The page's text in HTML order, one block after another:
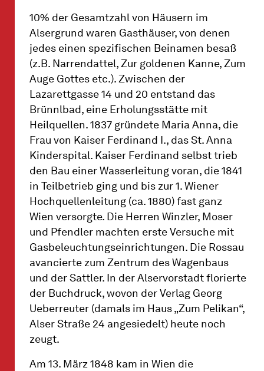
10% der Gesamtzahl von Häusern im
Alsergrund waren Gasthäuser, von denen
jedes einen spezifischen Beinamen besaß
(z.B. Narrendattel, Zur goldenen Kanne, Zum
Auge Gottes etc.). Zwischen der
Lazarettgasse 14 und 20 entstand das
Brünnlbad, eine Erholungsstätte mit
Heilquellen. 1837 gründete Maria Anna, die
Frau von Kaiser Ferdinand I., das St. Anna
Kinderspital. Kaiser Ferdinand selbst trieb
den Bau einer Wasserleitung voran, die 1841
in Teilbetrieb ging und bis zur 1. Wiener
Hochquellenleitung (ca. 1880) fast ganz
Wien versorgte. Die Herren Winzler, Moser
und Pfendler machten erste Versuche mit
Gasbeleuchtungseinrichtungen. Die Rossau
avancierte zum Zentrum des Wagenbaus
und der Sattler. In der Alservorstadt florierte
der Buchdruck, wovon der Verlag Georg
Ueberreuter (damals im Haus „Zum Pelikan“,
Alser Straße 24 angesiedelt) heute noch
zeugt.
Am 13. März 1848 kam in Wien die